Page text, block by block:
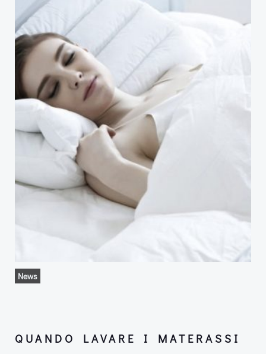
News
QUANDO LAVARE I MATERASSI